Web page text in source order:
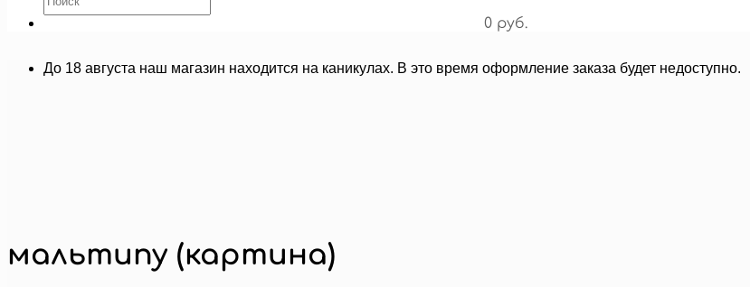
0 руб.
До 18 августа наш магазин находится на каникулах. В это время оформление заказа будет недоступно.
мальтипу (картина)